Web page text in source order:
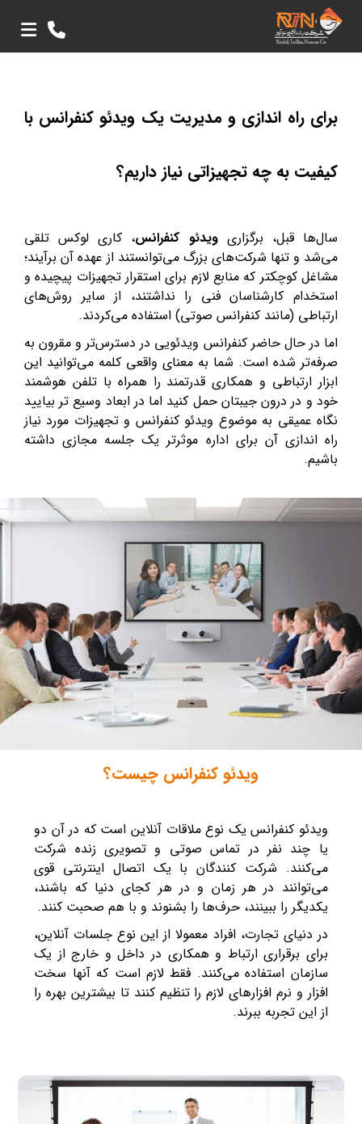
برای راه اندازی و مدیریت یک ویدئو کنفرانس با
کیفیت به چه تجهیزاتی نیاز داریم؟
سال‌ها قبل، برگزاری ویدئو کنفرانس، کاری لوکس تلقی
می‌شد و تنها شرکت‌های بزرگ می‌توانستند از عهده آن برآیند؛
مشاغل کوچکتر که منابع لازم برای استقرار تجهیزات پیچیده و
استخدام کارشناسان فنی را نداشتند، از سایر روش‌های
ارتباطی (مانند کنفرانس صوتی) استفاده می‌کردند.
اما در حال حاضر کنفرانس ویدئویی در دسترس‌تر و مقرون به
صرفه‌تر شده است. شما به معنای واقعی کلمه می‌توانید این
ابزار ارتباطی و همکاری قدرتمند را همراه با تلفن هوشمند
خود و در درون جیبتان حمل کنید اما در ابعاد وسیع تر بیایید
نگاه عمیقی به موضوع ویدئو کنفرانس و تجهیزات مورد نیاز
راه اندازی آن برای اداره موثرتر یک جلسه مجازی داشته
باشیم.
ویدئو کنفرانس چیست؟
ویدئو کنفرانس یک نوع ملاقات آنلاین است که در آن دو
یا چند نفر در تماس صوتی و تصویری زنده شرکت
می‌کنند. شرکت کنندگان با یک اتصال اینترنتی قوی
می‌توانند در هر زمان و در هر کجای دنیا که باشند،
یکدیگر را ببینند، حرف‌ها را بشنوند و با هم صحبت کنند.
در دنیای تجارت، افراد معمولا از این نوع جلسات آنلاین،
برای برقراری ارتباط و همکاری در داخل و خارج از یک
سازمان استفاده می‌کنند. فقط لازم است که آنها سخت
افزار و نرم افزارهای لازم را تنظیم کنند تا بیشترین بهره را
از این تجربه ببرند.